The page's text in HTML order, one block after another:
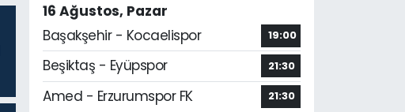
16 Ağustos, Pazar
Başakşehir - Kocaelispor
19:00
Beşiktaş - Eyüpspor 21:30
Amed - Erzurumspor FK 21:30